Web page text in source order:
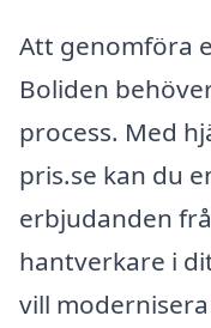
Att genomföra
Boliden
process. Med
pris.se kan du
erbjudanden
hantverkare i
vill